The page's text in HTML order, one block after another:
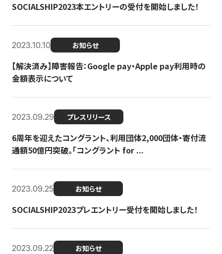
SOCIALSHIP2023本エントリーの受付を開始しました！
2023.10.10 お知らせ
【解決済み】障害報告：Google pay・Apple pay利用時の
金額表示について
2023.09.29 プレスリリース
6周年を迎えたコングラント、利用団体2,000団体・寄付流
通額50億円突破。「コングラント for ...
2023.09.25 お知らせ
SOCIALSHIP2023プレエントリー受付を開始しました！
2023.09.22 お知らせ